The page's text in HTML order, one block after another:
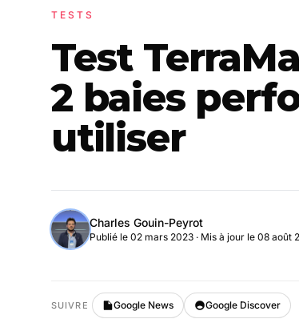
TESTS
Test
2 baies
utiliser
Charles Gouin-Peyrot
Publié le 02 mars 2023 · Mis à jour le 08 août
SUIVRE Google News Google Discover